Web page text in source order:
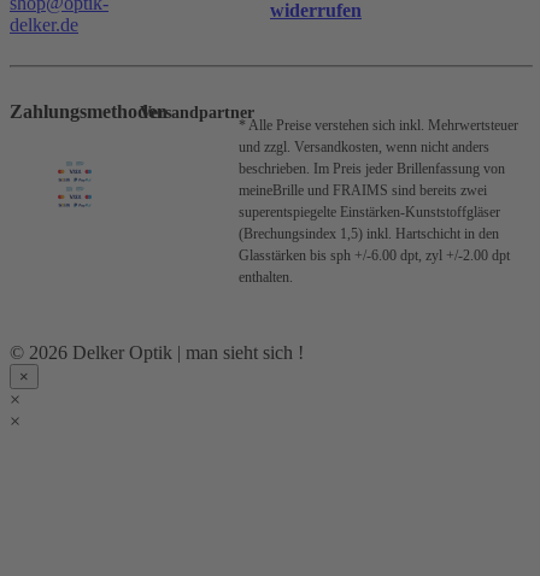
delker.de
widerrufen
ZahlungsmethodenVersandpartner
* Alle Preise verstehen sich inkl. Mehrwertsteuer
und zzgl. Versandkosten, wenn nicht anders
beschrieben. Im Preis jeder Brillenfassung von
meineBrille und FRAIMS sind bereits zwei
superentspiegelte Einstärken-Kunststoffgläser
(Brechungsindex 1,5) inkl. Hartschicht in den
Glasstärken bis sph +/-6.00 dpt, zyl +/-2.00 dpt
enthalten.
© 2026 Delker Optik | man sieht sich !
×
×
×